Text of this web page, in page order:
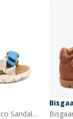
Bisgaard Børne Nico Sandaler Bright Green